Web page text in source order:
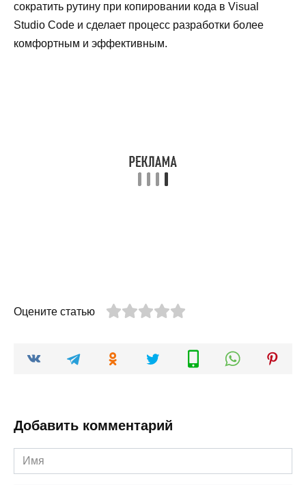
сократить рутину при копировании кода в Visual
Studio Code и сделает процесс разработки более
комфортным и эффективным.
Оцените статью
Добавить комментарий
Имя
*